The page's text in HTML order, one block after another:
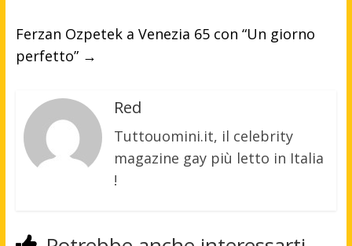
Ferzan Ozpetek a Venezia 65 con “Un giorno
perfetto” →
Red
Tuttouomini.it, il celebrity
magazine gay più letto in Italia
!